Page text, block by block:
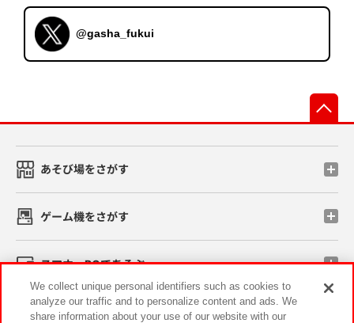
@gasha_fukui
あそび場をさがす
ゲーム機をさがす
スマホ・PCであそぶ
イベント・キャンペーン
We collect unique personal identifiers such as cookies to
analyze our traffic and to personalize content and ads. We
share information about your use of our website with our